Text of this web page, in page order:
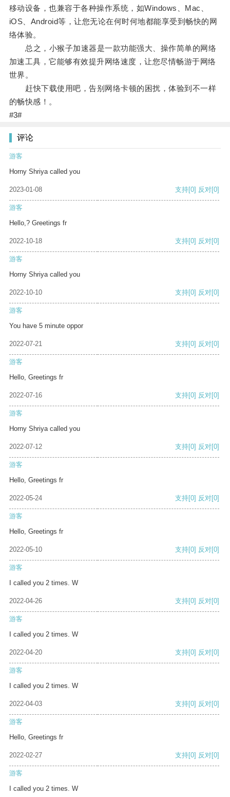
移动设备，也兼容于各种操作系统，如Windows、Mac、
iOS、Android等，让您无论在何时何地都能享受到畅快的网
络体验。
总之，小猴子加速器是一款功能强大、操作简单的网络
加速工具，它能够有效提升网络速度，让您尽情畅游于网络
世界。
赶快下载使用吧，告别网络卡顿的困扰，体验到不一样
的畅快感！。
#3#
评论
游客
Horny Shriya called you
2023-01-08 支持[0] 反对[0]
游客
Hello,? Greetings fr
2022-10-18 支持[0] 反对[0]
游客
Horny Shriya called you
2022-10-10 支持[0] 反对[0]
游客
You have 5 minute oppor
2022-07-21 支持[0] 反对[0]
游客
Hello, Greetings fr
2022-07-16 支持[0] 反对[0]
游客
Horny Shriya called you
2022-07-12 支持[0] 反对[0]
游客
Hello, Greetings fr
2022-05-24 支持[0] 反对[0]
游客
Hello, Greetings fr
2022-05-10 支持[0] 反对[0]
游客
I called you 2 times. W
2022-04-26 支持[0] 反对[0]
游客
I called you 2 times. W
2022-04-20 支持[0] 反对[0]
游客
I called you 2 times. W
2022-04-03 支持[0] 反对[0]
游客
Hello, Greetings fr
2022-02-27 支持[0] 反对[0]
游客
I called you 2 times. W